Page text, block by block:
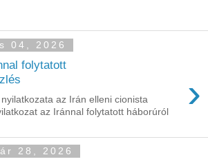
04, 2026
folytatott
›
az Irán elleni cionista
az Iránnal folytatott háborúról
28, 2026